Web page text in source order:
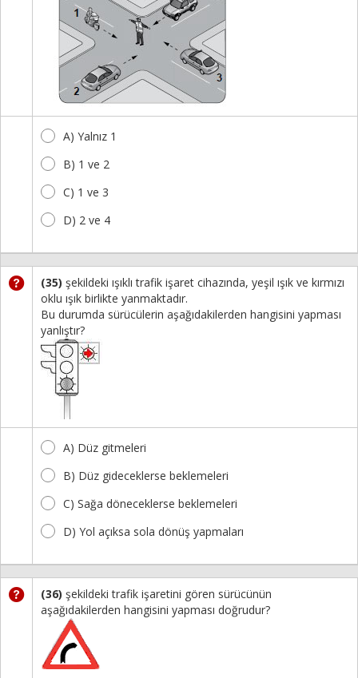
A) Yalnız 1
B) 1 ve 2
C) 1 ve 3
D) 2 ve 4
(35) şekildeki ışıklı trafik işaret cihazında, yeşil ışık ve kırmızı
oklu ışık birlikte yanmaktadır.
Bu durumda sürücülerin aşağıdakilerden hangisini yapması
yanlıştır?
A) Düz gitmeleri
B) Düz gideceklerse beklemeleri
C) Sağa döneceklerse beklemeleri
D) Yol açıksa sola dönüş yapmaları
(36) şekildeki trafik işaretini gören sürücünün
aşağıdakilerden hangisini yapması doğrudur?